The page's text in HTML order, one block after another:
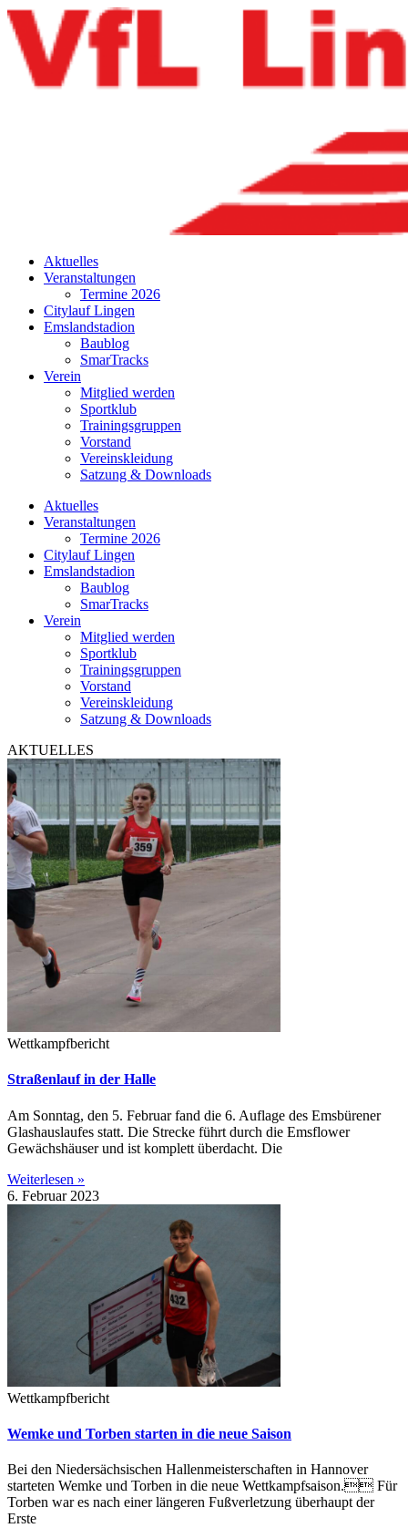
Aktuelles
Veranstaltungen
Termine 2026
Citylauf Lingen
Emslandstadion
Baublog
SmarTracks
Verein
Mitglied werden
Sportklub
Trainingsgruppen
Vorstand
Vereinskleidung
Satzung & Downloads
Aktuelles
Veranstaltungen
Termine 2026
Citylauf Lingen
Emslandstadion
Baublog
SmarTracks
Verein
Mitglied werden
Sportklub
Trainingsgruppen
Vorstand
Vereinskleidung
Satzung & Downloads
AKTUELLES
Wettkampfbericht
Straßenlauf in der Halle
Am Sonntag, den 5. Februar fand die 6. Auflage des Emsbürener
Glashauslaufes statt. Die Strecke führt durch die Emsflower
Gewächshäuser und ist komplett überdacht. Die
Weiterlesen »
6. Februar 2023
Wettkampfbericht
Wemke und Torben starten in die neue Saison
Bei den Niedersächsischen Hallenmeisterschaften in Hannover
starteten Wemke und Torben in die neue Wettkampfsaison. Für
Torben war es nach einer längeren Fußverletzung überhaupt der
Erste